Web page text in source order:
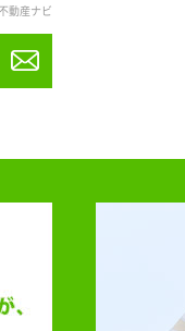
動産ナビ